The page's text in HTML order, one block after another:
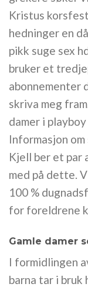
Kristus
hedninger en
pikk suge sex
bruker et
abonnementer
skriva meg
damer i
Informasjon
Kjell ber et par
med på dette.
100 %
for foreldrene
Gamle damer
I formidlingen
barna tar i bruk